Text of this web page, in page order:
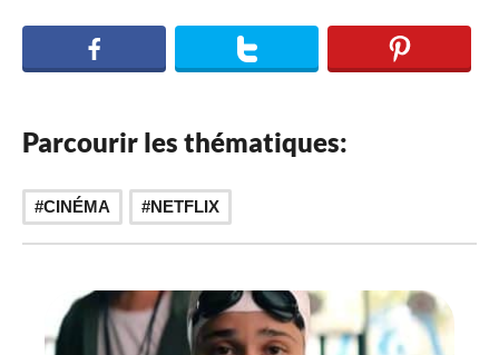
Parcourir les thématiques:
CINÉMA NETFLIX